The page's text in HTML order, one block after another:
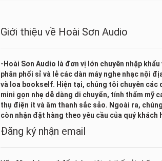
Giới thiệu về Hoài Sơn Audio
-Hoài Sơn Audio là đơn vị lớn chuyên nhập khẩu
phân phối sỉ và lẻ các dàn máy nghe nhạc nội
và loa bookself. Hiện tại, chúng tôi chuyên các
mini gọn nhẹ dễ dàng di chuyển, tính thẩm mỹ
thụ điện ít và âm thanh sắc sảo. Ngoài ra,
còn nhận đặt hàng theo yêu cầu của quý khách
Đăng ký nhận email